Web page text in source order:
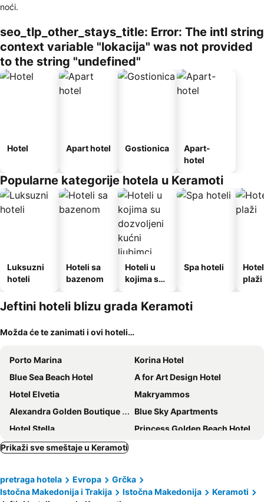
noći.
seo_tlp_other_stays_title: Error: The intl string
context variable "lokacija" was not provided
to the string "undefined"
Hotel Apart hotel Gostionica
Apart-
hotel
Popularne kategorije hotela u Keramoti
Luksuzni
hoteli
Hoteli sa
bazenom
Hoteli u
kojima su
kućni
ljubimci
Spa hoteli
plaži
Jeftini hoteli blizu grada Keramoti
Možda će te zanimati i ovi hoteli…
Porto Marina
Korina Hotel
Blue Sea Beach Hotel
A for Art Design Hotel
Hotel Elvetia
Makryammos
Alexandra Golden Boutique Hotel - Adults Only
Blue Sky Apartments
Hotel Stella
Princess Golden Beach Hotel
Rachoni Bay Hotel
Aethria Hotel
Hotel Galini
Blue Sea Beach Resort
Thassos Imperial Resort
Prikaži sve smeštaje u Keramoti
pretraga hotela Evropa
Grčka
Istočna Makedonija i Trakija
Istočna Makedonija
Keramoti